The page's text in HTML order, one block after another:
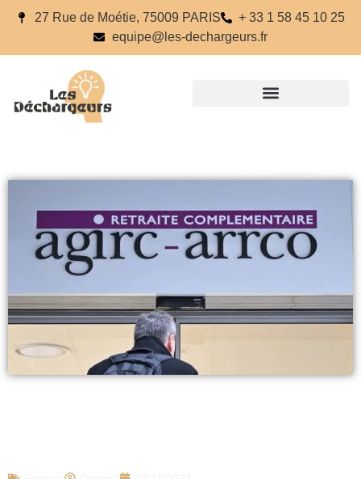
27 Rue de Moétie, 75009 PARIS
+ 33 1 58 45 10 25
equipe@les-dechargeurs.fr